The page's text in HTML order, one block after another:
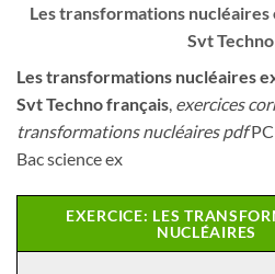
Les transformations
Svt
Les transformations nucléaires
Svt Techno français, exercices
transformations nucléaires pdfPC
Bac science ex
EXERCICE: LES
NUCLÉAIRES